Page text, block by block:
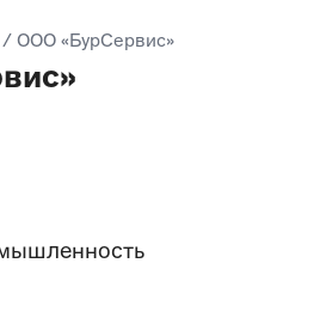
/ ООО «БурСервис»